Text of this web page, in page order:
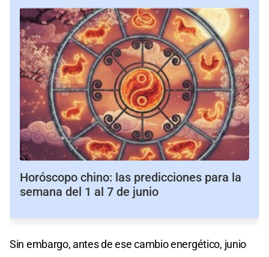
Horóscopo chino: las predicciones para la
semana del 1 al 7 de junio
Sin embargo, antes de ese cambio energético, junio